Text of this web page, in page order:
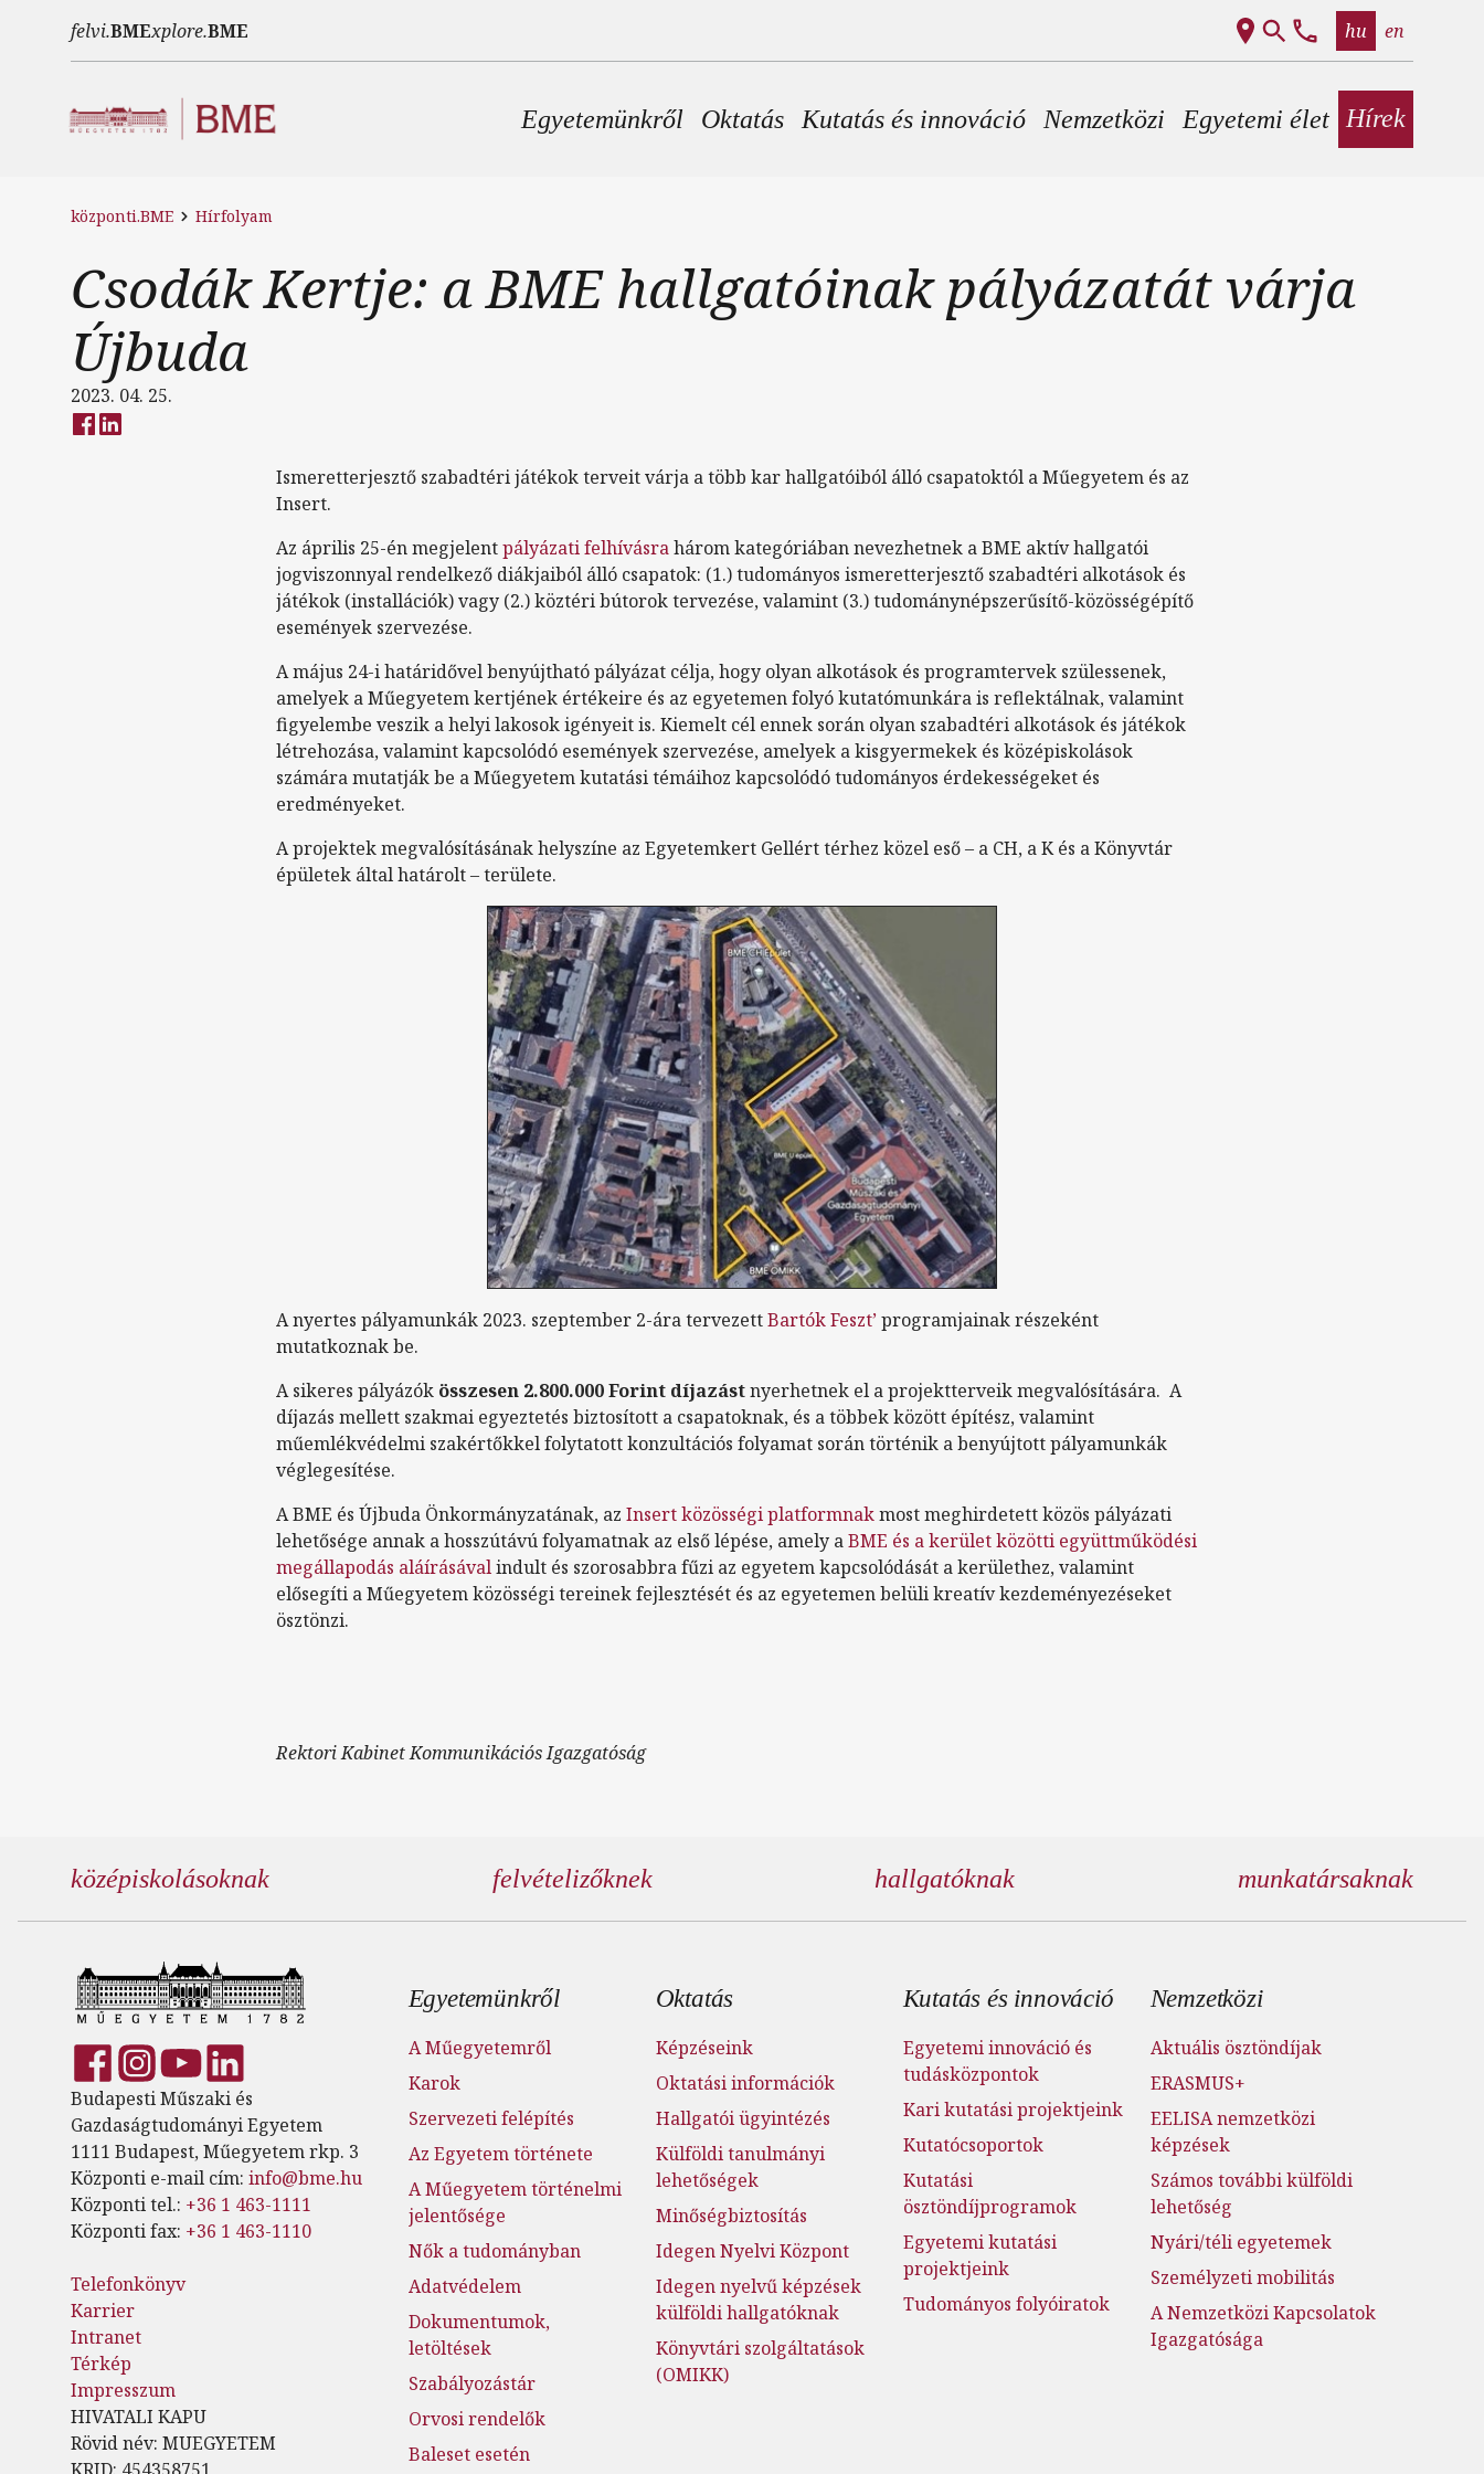
felvi.BMExplore.BME hu en
Fő navigáció
Egyetemünkről Oktatás Kutatás és innováció Nemzetközi Egyetemi élet Hírek
központi.BME Hírfolyam
Csodák Kertje: a BME hallgatóinak pályázatát várja
Újbuda
2023. 04. 25.
Ismeretterjesztő szabadtéri játékok terveit várja a több kar hallgatóiból álló csapatoktól a Műegyetem és az
Insert.
Az április 25-én megjelentpályázati felhívásrahárom kategóriában nevezhetnek a BME aktív hallgatói
jogviszonnyal rendelkező diákjaiból álló csapatok: (1.) tudományos ismeretterjesztő szabadtéri alkotások és
játékok (installációk) vagy (2.) köztéri bútorok tervezése, valamint (3.) tudománynépszerűsítő-közösségépítő
események szervezése.
A május 24-i határidővel benyújtható pályázat célja, hogy olyan alkotások és programtervek szülessenek,
amelyek a Műegyetem kertjének értékeire és az egyetemen folyó kutatómunkára is reflektálnak, valamint
figyelembe veszik a helyi lakosok igényeit is. Kiemelt cél ennek során olyan szabadtéri alkotások és játékok
létrehozása, valamint kapcsolódó események szervezése, amelyek a kisgyermekek és középiskolások
számára mutatják be a Műegyetem kutatási témáihoz kapcsolódó tudományos érdekességeket és
eredményeket.
A projektek megvalósításának helyszíne az Egyetemkert Gellért térhez közel eső – a CH, a K és a Könyvtár
épületek által határolt – területe.
A nyertes pályamunkák 2023. szeptember 2-ára tervezettBartók Feszt’programjainak részeként
mutatkoznak be.
A sikeres pályázók összesen 2.800.000 Forint díjazástnyerhetnek el a projektterveik megvalósítására. A
díjazás mellett szakmai egyeztetés biztosított a csapatoknak, és a többek között építész, valamint
műemlékvédelmi szakértőkkel folytatott konzultációs folyamat során történik a benyújtott pályamunkák
véglegesítése.
A BME és Újbuda Önkormányzatának, az Insert közösségi platformnakmost meghirdetett közös pályázati
lehetősége annak a hosszútávú folyamatnak az első lépése, amely aBME és a kerület közötti együttműködési
megállapodás aláírásávalindult és szorosabbra fűzi az egyetem kapcsolódását a kerülethez, valamint
elősegíti a Műegyetem közösségi tereinek fejlesztését és az egyetemen belüli kreatív kezdeményezéseket
ösztönzi.
Rektori Kabinet Kommunikációs Igazgatóság
középiskolásoknak felvételizőknek hallgatóknak munkatársaknak
Budapesti Műszaki és
Gazdaságtudományi Egyetem
1111 Budapest, Műegyetem rkp. 3
Központi e-mail cím: info@bme.hu
Központi tel.: +36 1 463-1111
Központi fax: +36 1 463-1110
Telefonkönyv
Karrier
Intranet
Térkép
Impresszum
HIVATALI KAPU
Rövid név: MUEGYETEM
Lábléc menü
Egyetemünkről
A Műegyetemről
Karok
Szervezeti felépítés
Az Egyetem története
A Műegyetem történelmi
jelentősége
Nők a tudományban
Adatvédelem
Dokumentumok,
letöltések
Szabályozástár
Orvosi rendelők
Baleset esetén
Oktatás
Képzéseink
Oktatási információk
Hallgatói ügyintézés
Külföldi tanulmányi
lehetőségek
Minőségbiztosítás
Idegen Nyelvi Központ
Idegen nyelvű képzések
külföldi hallgatóknak
Könyvtári szolgáltatások
(OMIKK)
Kutatás és innováció
Egyetemi innováció és
tudásközpontok
Kari kutatási projektjeink
Kutatócsoportok
Kutatási
ösztöndíjprogramok
Egyetemi kutatási
projektjeink
Tudományos folyóiratok
Nemzetközi
Aktuális ösztöndíjak
ERASMUS+
EELISA nemzetközi
képzések
Számos további külföldi
lehetőség
Nyári/téli egyetemek
Személyzeti mobilitás
A Nemzetközi Kapcsolatok
Igazgatósága